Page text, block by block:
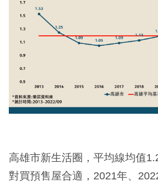
高雄市新生活圈，平均線均值
對買預售屋合適，2021年、